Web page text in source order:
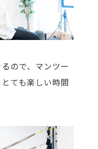
ので、マンツー
ても楽しい時間